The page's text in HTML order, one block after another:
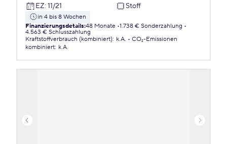
EZ: 11/21 Stoff
in 4 bis 8 Wochen
Finanzierungsdetails:48 Monate 1.738 € Sonderzahlung
4.563 € Schlusszahlung
Kraftstoffverbrauch (kombiniert): k.A.
CO₂-Emissionen
kombiniert: k.A.